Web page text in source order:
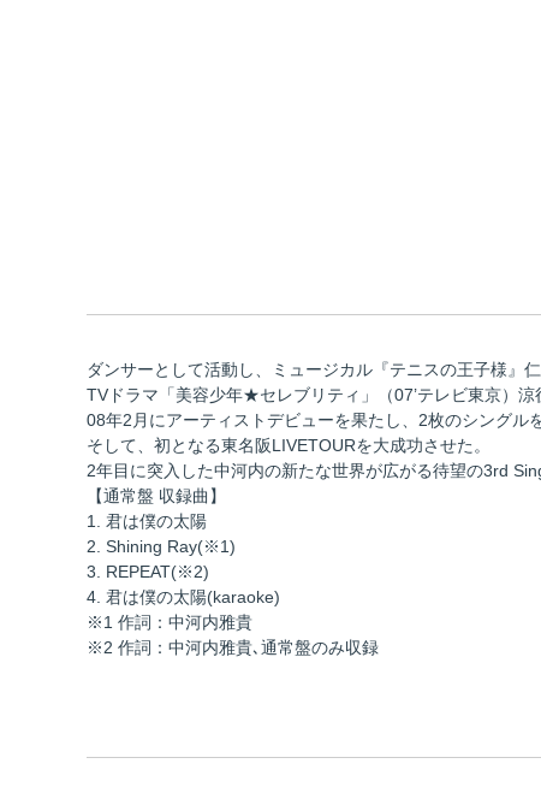
ダンサーとして活動し、ミュージカル『テニスの王子様』仁
TVドラマ「美容少年★セレブリティ」（07’テレビ東京）涼
08年2月にアーティストデビューを果たし、2枚のシングル
そして、初となる東名阪LIVETOURを大成功させた。
2年目に突入した中河内の新たな世界が広がる待望の3rd
【通常盤 収録曲】
1. 君は僕の太陽
2. Shining Ray(※1)
3. REPEAT(※2)
4. 君は僕の太陽(karaoke)
※1 作詞：中河内雅貴
※2 作詞：中河内雅貴､通常盤のみ収録